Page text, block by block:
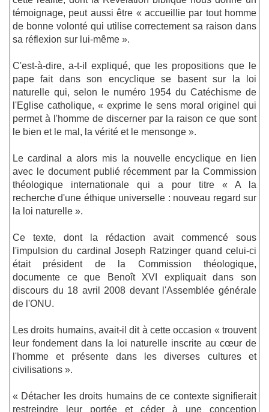
témoignage, peut aussi être « accueillie par tout homme
de bonne volonté qui utilise correctement sa raison dans
sa réflexion sur lui-même ».
C'est-à-dire, a-t-il expliqué, que les propositions que le
pape fait dans son encyclique se basent sur la loi
naturelle qui, selon le numéro 1954 du Catéchisme de
l'Eglise catholique, « exprime le sens moral originel qui
permet à l'homme de discerner par la raison ce que sont
le bien et le mal, la vérité et le mensonge ».
Le cardinal a alors mis la nouvelle encyclique en lien
avec le document publié récemment par la Commission
théologique internationale qui a pour titre « A la
recherche d'une éthique universelle : nouveau regard sur
la loi naturelle ».
Ce texte, dont la rédaction avait commencé sous
l'impulsion du cardinal Joseph Ratzinger quand celui-ci
était président de la Commission théologique,
documente ce que Benoît XVI expliquait dans son
discours du 18 avril 2008 devant l'Assemblée générale
de l'ONU.
Les droits humains, avait-il dit à cette occasion « trouvent
leur fondement dans la loi naturelle inscrite au cœur de
l'homme et présente dans les diverses cultures et
civilisations ».
« Détacher les droits humains de ce contexte signifierait
restreindre leur portée et céder à une conception